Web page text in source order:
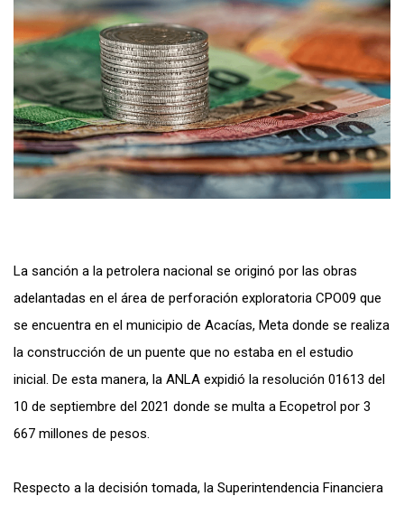
La sanción a la petrolera nacional se originó por las obras
adelantadas en el área de perforación exploratoria CPO09 que
se encuentra en el municipio de Acacías, Meta donde se realiza
la construcción de un puente que no estaba en el estudio
inicial. De esta manera, la ANLA expidió la resolución 01613 del
10 de septiembre del 2021 donde se multa a Ecopetrol por 3
667 millones de pesos.
Respecto a la decisión tomada, la Superintendencia Financiera